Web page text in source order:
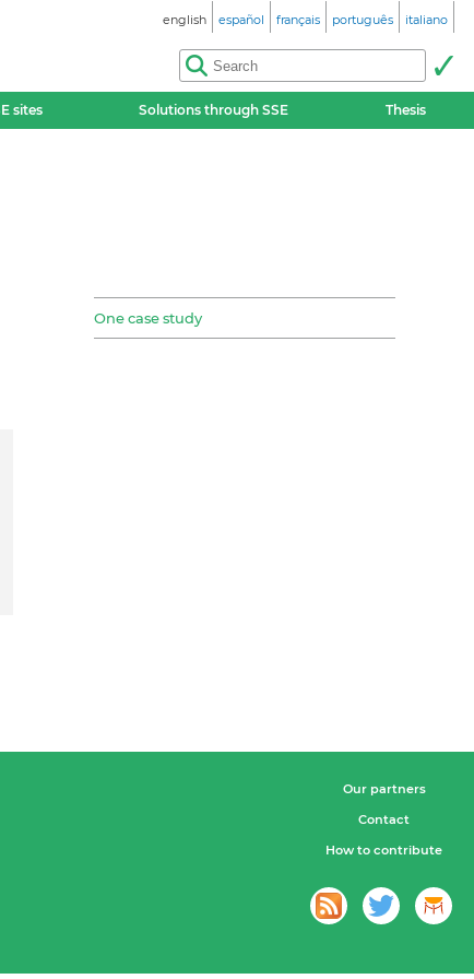
english español français português italiano
sites Solutions through SSE Thesis
One case study
Our partners
Contact
How to contribute